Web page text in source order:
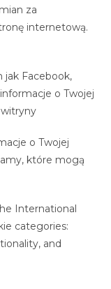
za
internetową.
jak Facebook,
o Twojej
o Twojej
które mogą
International
categories:
and